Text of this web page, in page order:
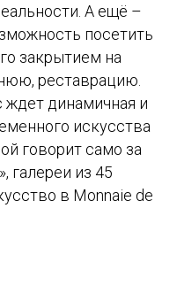
А ещё –
посетить
закрытием на
реставрацию.
ждет динамичная и
искусства
говорит само за
галереи из 45
в Monnaie de